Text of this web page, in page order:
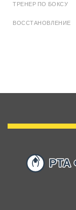
ТРЕНЕР ПО БОКСУ
ВОССТАНОВЛЕНИЕ